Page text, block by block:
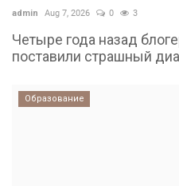
admin Aug 7, 2026 0 3
Четыре года назад
поставили страшный
Образование